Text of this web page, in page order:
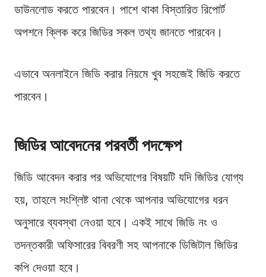
ডাউনলোড করতে পারবেন। পাশে থাকা বিস্তারিত রিপোর্ট
অপশনে ক্লিক করে জিডির সকল তথ্য জানতে পারবেন।
এভাবে অনলাইনে জিডি করার নিয়মে খুব সহজেই জিডি করতে
পারবেন।
জিডির আবেদনের পরবর্তী পদক্ষেপ
জিডি আবেদন করার পর অভিযোগের বিষয়টি যদি জিডির যোগ্য
হয়, তাহলে সংশ্লিষ্ট থানা থেকে আপনার অভিযোগের ধরন
অনুসারে ব্যবস্থা নেওয়া হবে। একই সাথে জিডি নং ও
তদন্তকারী অফিসারের বিবরণী সহ আপনাকে ডিজিটাল জিডির
কপি দেওয়া হবে।